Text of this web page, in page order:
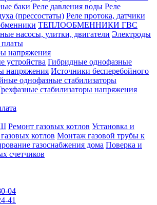
баки Реле давления воды Реле
(прессостаты) Реле протока, датчики
ТЕПЛООБМЕННИКИ ГВС
насосы, улитки, двигатели Электроды
напряжения
устройства Гибридные однофазные
напряжения Источники бесперебойного
однофазные стабилизаторы
стабилизаторы напряжения
Ремонт газовых котлов Установка и
котлов Монтаж газовой трубы к
газоснабжения дома Поверка и
счетчиков
04
41